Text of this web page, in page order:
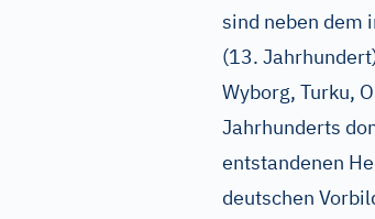
sind neben dem
(13.
Wyborg, Turku,
Jahrhunderts
entstandenen
deutschen